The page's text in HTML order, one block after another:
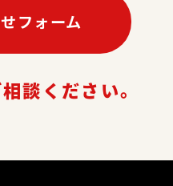
フォーム
談ください。